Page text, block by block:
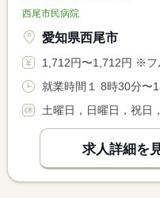
西尾市民病院
愛知県西尾市
1,712円〜1,712円 ※フルタイム求人の場合は
土曜日，日曜日，祝日
求人詳細を